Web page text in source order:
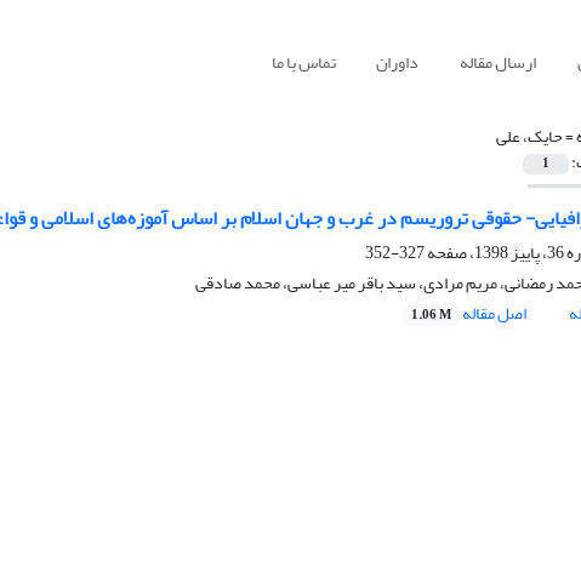
ارسال مقاله داوران تماس با ما
=حایک، علی
1
حقوقی تروریسم در غرب و جهان اسلام بر اساس آموزه‌های اسلامی و
327-352
رمضانی، مریم مرادی، سید باقر میر عباسی، محمد صادقی
اصل مقاله 1.06 M